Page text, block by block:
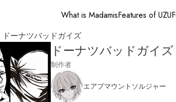
What is MadamisFeatures of UZU
ドーナツバッドガイズ
ドーナツバッドガイズ
制作者
エアプマウントソルジャー